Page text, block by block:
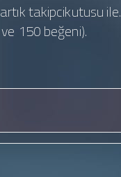
takipcikutusu ile.
150 beğeni).